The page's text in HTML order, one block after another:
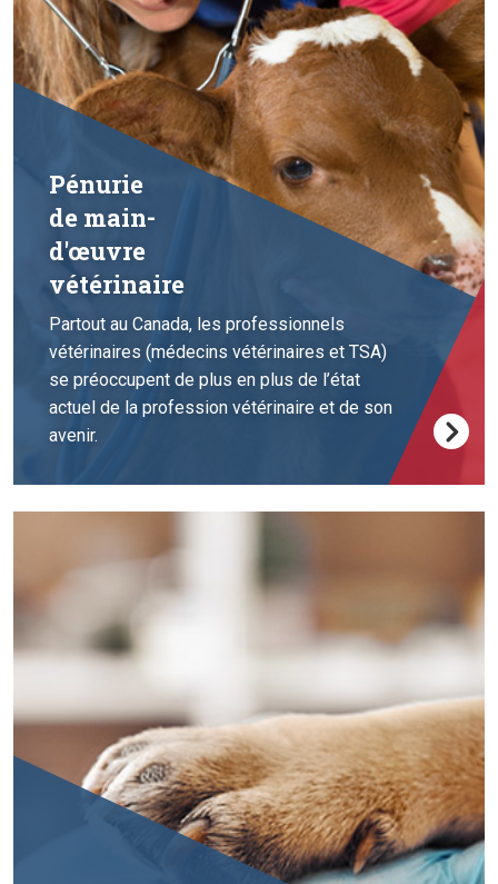
Pénurie
de main-
d'œuvre
vétérinaire
Partout au Canada, les professionnels
vétérinaires (médecins vétérinaires et TSA)
se préoccupent de plus en plus de l’état
actuel de la profession vétérinaire et de son
avenir.